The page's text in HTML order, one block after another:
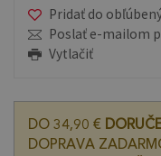
Pridať do
Poslať e-mailom
Vytlačiť
DO 34,90 €
DOPRAVA